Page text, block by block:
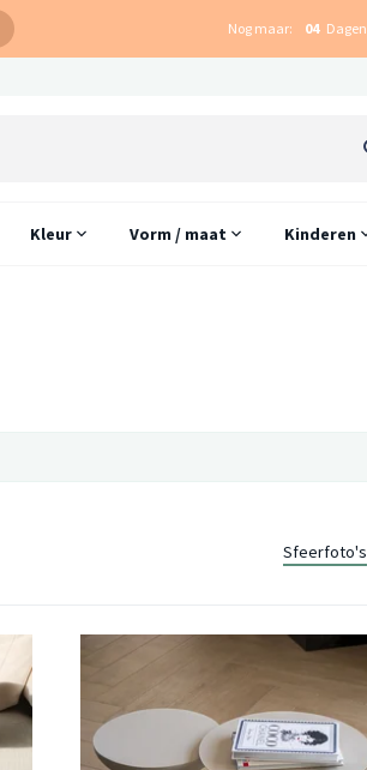
Nog maar: 04 Dagen
Kleur Vorm / maat Kinderen
Sfeerfoto's